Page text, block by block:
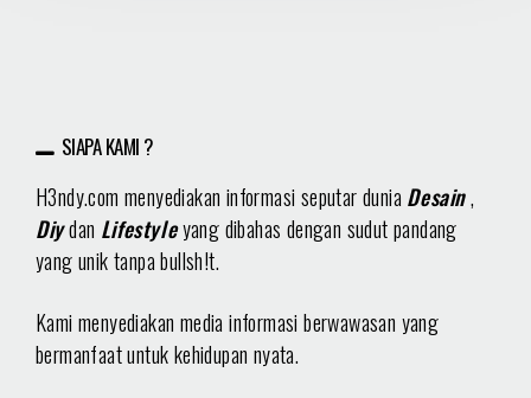
SIAPA KAMI ?
H3ndy.com menyediakan informasi seputar dunia Desain,
Diydan Lifestyleyang dibahas dengan sudut pandang
yang unik tanpa bullsh!t.
Kami menyediakan media informasi berwawasan yang
bermanfaat untuk kehidupan nyata.